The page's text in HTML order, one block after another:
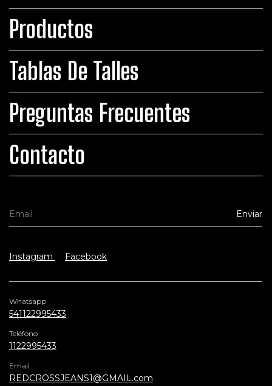
Productos
Tablas De Talles
Preguntas Frecuentes
Contacto
Instagram Facebook
Whatsapp
541122995433
Teléfono
1122995433
Email
REDCROSSJEANS1@GMAIL.com